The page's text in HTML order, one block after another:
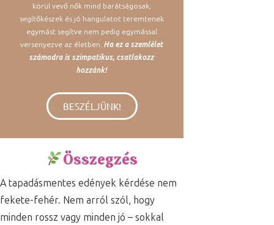
körül vevő nők mind barátságosak,
segítőkészek és jó hangulatot teremtenek
egymást segítve nem pedig egymással
versenyezve az életben. Ha ez a szemlélet
számodra is szimpatikus, csatlakozz
hozzánk!
BESZÉLJÜNK!
Összegzés
A tapadásmentes edények kérdése nem
fekete-fehér. Nem arról szól, hogy
minden rossz vagy minden jó – sokkal